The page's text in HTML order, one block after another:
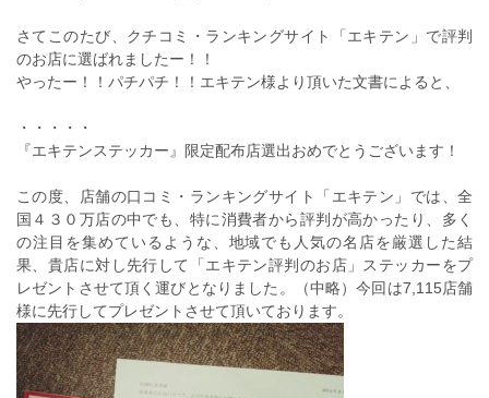
さてこのたび、クチコミ・ランキングサイト「エキテン」で評判
のお店に選ばれましたー！！
やったー！！パチパチ！！エキテン様より頂いた文書によると、
・・・・・
『エキテンステッカー』限定配布店選出おめでとうございます！
この度、店舗の口コミ・ランキングサイト「エキテン」では、全
国４３０万店の中でも、特に消費者から評判が高かったり、多く
の注目を集めているような、地域でも人気の名店を厳選した結
果、貴店に対し先行して「エキテン評判のお店」ステッカーをプ
レゼントさせて頂く運びとなりました。（中略）今回は7,115店舗
様に先行してプレゼントさせて頂いております。